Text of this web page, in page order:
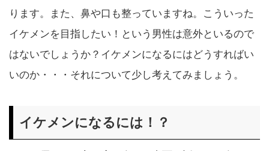
ります。また、鼻や口も整っていますね。こういった
イケメンを目指したい！という男性は意外といるので
はないでしょうか？イケメンになるにはどうすればい
いのか・・・それについて少し考えてみましょう。
イケメンになるには！？